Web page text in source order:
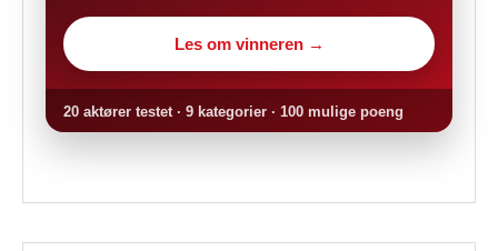
Les om vinneren →
20 aktører testet · 9 kategorier · 100 mulige poeng